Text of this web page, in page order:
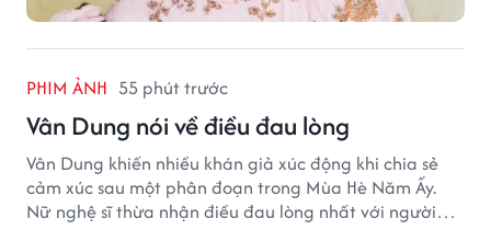
PHIM ẢNH 55 phút trước
Vân Dung nói về điều đau lòng
Vân Dung khiến nhiều khán giả xúc động khi chia sẻ
cảm xúc sau một phân đoạn trong Mùa Hè Năm Ấy.
Nữ nghệ sĩ thừa nhận điều đau lòng nhất với người